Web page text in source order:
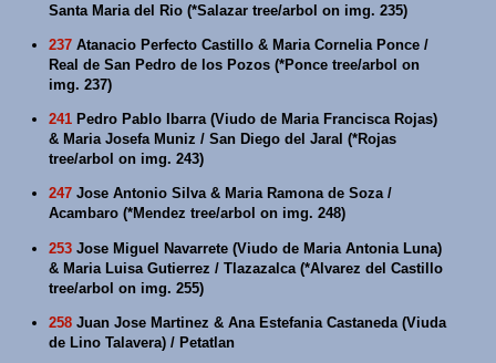
Santa Maria del Rio (*Salazar tree/arbol on img. 235)
237 Atanacio Perfecto Castillo & Maria Cornelia Ponce /
Real de San Pedro de los Pozos (*Ponce tree/arbol on
img. 237)
241 Pedro Pablo Ibarra (Viudo de Maria Francisca Rojas)
& Maria Josefa Muniz / San Diego del Jaral (*Rojas
tree/arbol on img. 243)
247 Jose Antonio Silva & Maria Ramona de Soza /
Acambaro (*Mendez tree/arbol on img. 248)
253 Jose Miguel Navarrete (Viudo de Maria Antonia Luna)
& Maria Luisa Gutierrez / Tlazazalca (*Alvarez del Castillo
tree/arbol on img. 255)
258 Juan Jose Martinez & Ana Estefania Castaneda (Viuda
de Lino Talavera) / Petatlan